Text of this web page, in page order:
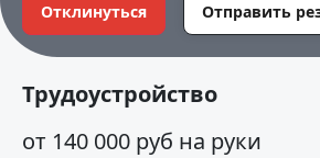
Отклинуться Отправить
Трудоустройство
от 140 000 руб на руки